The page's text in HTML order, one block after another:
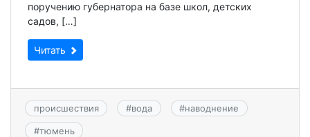
поручению губернатора на базе школ, детских
садов, […]
Читать
происшествия #вода #наводнение
#тюмень